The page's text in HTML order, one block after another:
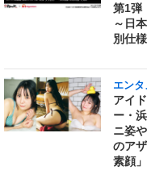
第1弾
～日
別仕
エンタ
アイ
ー・
ニ姿
のア
素顔